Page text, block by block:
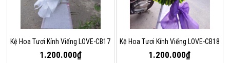
Kệ Hoa Tươi Kính Viếng LOVE-CB17
1.200.000₫
Kệ Hoa Tươi Kính Viếng LOVE-CB18
1.200.000₫